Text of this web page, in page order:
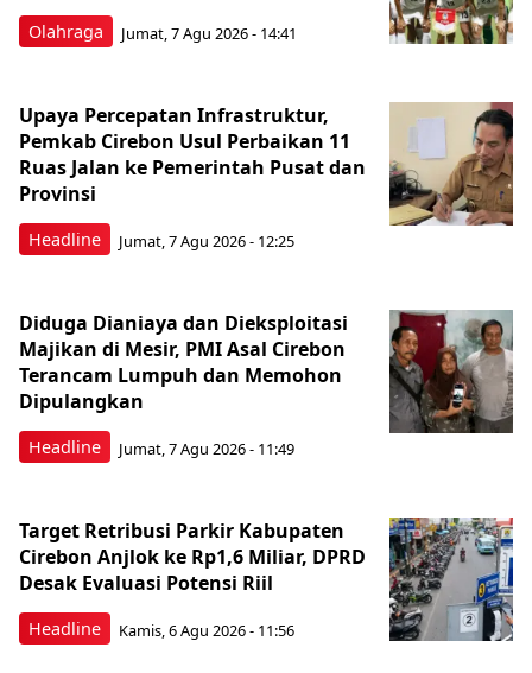
Olahraga Jumat, 7 Agu 2026 - 14:41
Headline
Upaya Percepatan Infrastruktur,
Pemkab Cirebon Usul Perbaikan 11
Ruas Jalan ke Pemerintah Pusat dan
Provinsi
Jumat, 7 Agu 2026 - 12:25
Headline
Diduga Dianiaya dan Dieksploitasi
Majikan di Mesir, PMI Asal Cirebon
Terancam Lumpuh dan Memohon
Dipulangkan
Jumat, 7 Agu 2026 - 11:49
Headline
Target Retribusi Parkir Kabupaten
Cirebon Anjlok ke Rp1,6 Miliar, DPRD
Desak Evaluasi Potensi Riil
Kamis, 6 Agu 2026 - 11:56